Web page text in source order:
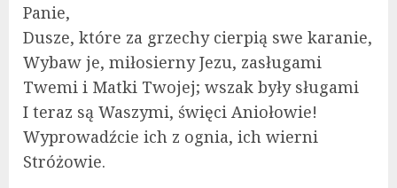
Panie,
Dusze, które za grzechy cierpią swe karanie,
Wybaw je, miłosierny Jezu, zasługami
Twemi i Matki Twojej; wszak były sługami
I teraz są Waszymi, święci Aniołowie!
Wyprowadźcie ich z ognia, ich wierni
Stróżowie.